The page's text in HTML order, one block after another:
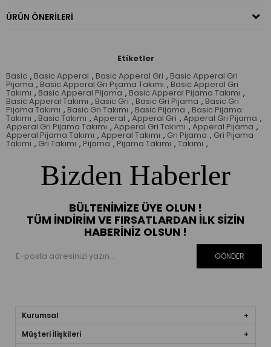
ÜRÜN ÖNERILERI
Etiketler
Basic , Basic Apperal , Basic Apperal Gri , Basic Apperal Gri
Pijama , Basic Apperal Gri Pijama Takımı , Basic Apperal Gri
Takımı , Basic Apperal Pijama , Basic Apperal Pijama Takımı ,
Basic Apperal Takımı , Basic Gri , Basic Gri Pijama , Basic Gri
Pijama Takımı , Basic Gri Takımı , Basic Pijama , Basic Pijama
Takımı , Basic Takımı , Apperal , Apperal Gri , Apperal Gri Pijama ,
Apperal Gri Pijama Takımı , Apperal Gri Takımı , Apperal Pijama ,
Apperal Pijama Takımı , Apperal Takımı , Gri Pijama , Gri Pijama
Takımı , Gri Takımı , Pijama , Pijama Takımı , Takımı ,
Bizden Haberler
BÜLTENIMIZE ÜYE OLUN !
TÜM İNDIRIM VE FIRSATLARDAN İLK SIZIN
HABERINIZ OLSUN !
GÖNDER
Kurumsal
Müşteri İlişkileri